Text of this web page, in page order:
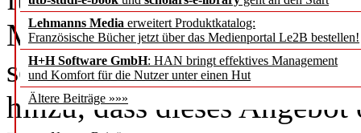
Lehmanns Media erweitert Produktkatalog:
Französische Bücher jetzt über das Medienportal Le2B bestellen!
H+H Software GmbH: HAN bringt effektives Management
und Komfort für die Nutzer unter einen Hut
Ältere Beiträge »»»
Möglichkeit, sich Texte
selbstverständlich. Für die
hinzu, dass dieses